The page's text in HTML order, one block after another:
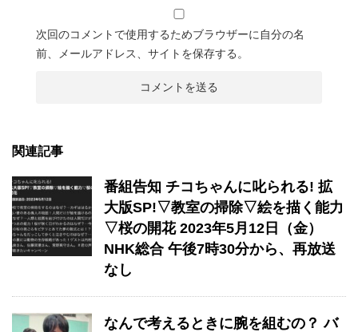
次回のコメントで使用するためブラウザーに自分の名
前、メールアドレス、サイトを保存する。
関連記事
番組告知 チコちゃんに叱られる! 拡
大版SP!▽教室の掃除▽絵を描く能力
▽桜の開花 2023年5月12日（金）
NHK総合 午後7時30分から、再放送
なし
なんで考えるときに腕を組むの？ バ